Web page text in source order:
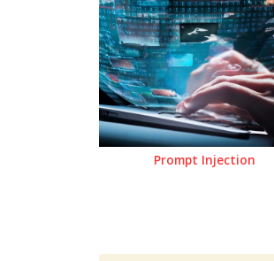
Prompt Injection